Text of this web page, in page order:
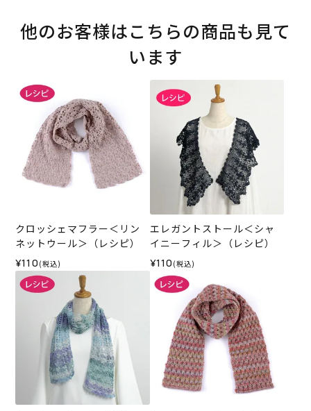
他のお客様はこちらの商品も見て
います
クロッシェマフラー＜リン
ネットウール＞（レシピ）
¥110 (税込)
エレガントストール＜シャ
イニーフィル＞（レシピ）
¥110 (税込)